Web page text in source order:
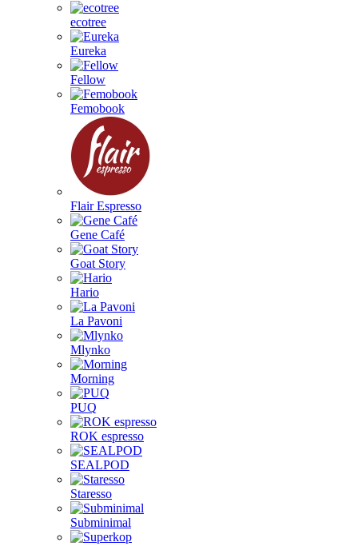
ecotree
Eureka
Fellow
Femobook
Flair Espresso
Gene Café
Goat Story
Hario
La Pavoni
Mlynko
Morning
PUQ
ROK espresso
SEALPOD
Staresso
Subminimal